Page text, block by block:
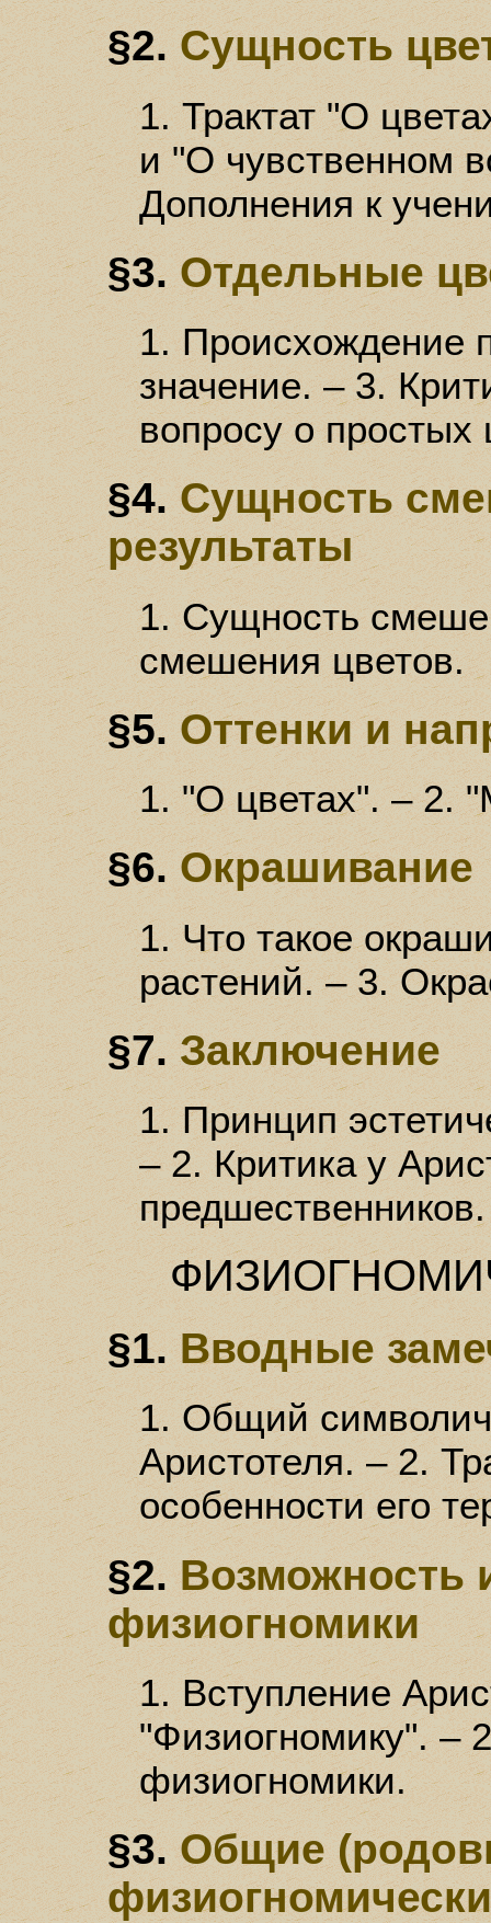
§2. Сущность
1. Трактат "О
и "О чувственном
Дополнения к
§3.Отдельные
1. Происхождение
значение. – 3.
вопросу о простых
§4. Сущность
результаты
1. Сущность
смешения цветов.
§5. Оттенки и
1. "О цветах". – 2.
§6. Окрашивание
1. Что такое
растений. – 3.
§7. Заключение
1. Принцип
– 2. Критика у
§1.Вводные
1. Общий
Аристотеля. – 2.
особенности его
§2. Возможность
физиогномики
1. Вступление
"Физиогномику". –
физиогномики.
§3. Общие